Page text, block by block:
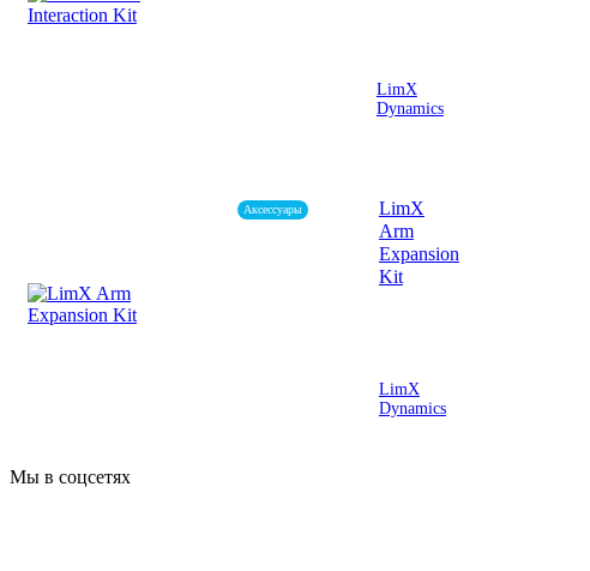
LimX
Dynamics
Аксессуары
LimX
Arm
Expansion
Kit
LimX
Dynamics
Мы в соцсетях